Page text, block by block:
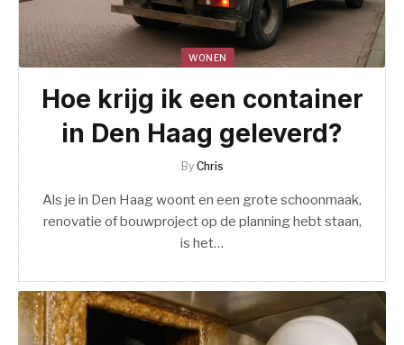
WONEN
Hoe krijg ik een container
in Den Haag geleverd?
By Chris
Als je in Den Haag woont en een grote schoonmaak,
renovatie of bouwproject op de planning hebt staan,
is het…